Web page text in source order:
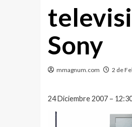
Sony
mmagnum.com 2 de
24 Diciembre 2007 –